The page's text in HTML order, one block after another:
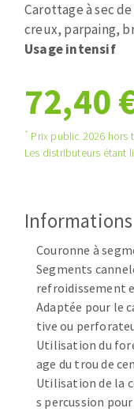
Plateaux
Eponges
Disques
Meules
Disques à
Meules sur
Brosses
Meules de
Feutres à
Bandes sans
Rouleaux
Aspirateurs
MACHINES
Carottage à sec
creux, parpaing,
Usage intensif
72,40
* Prix public 2026 hors
Les distributeurs étant
Couronne à
Segments
refroidissement
Adaptée pour le
tive ou
Utilisation du
age du trou de
Utilisation de la
s percussion